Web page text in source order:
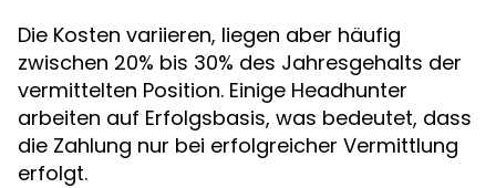
Die Kosten variieren, liegen aber häufig
zwischen 20% bis 30% des Jahresgehalts der
vermittelten Position. Einige Headhunter
arbeiten auf Erfolgsbasis, was bedeutet, dass
die Zahlung nur bei erfolgreicher Vermittlung
erfolgt.